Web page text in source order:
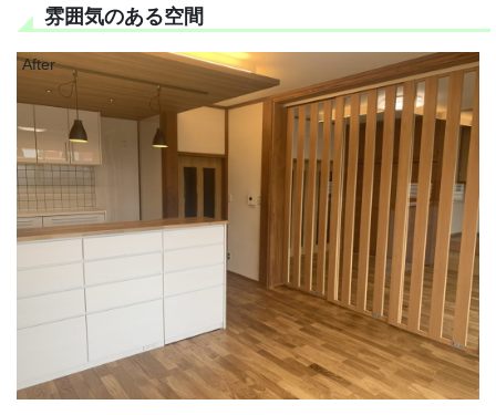
雰囲気のある空間
After